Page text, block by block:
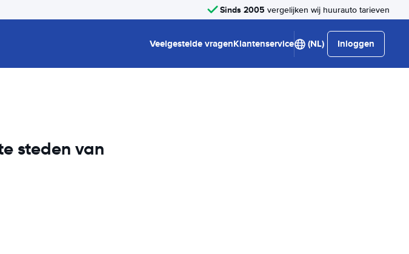
Sinds 2005 vergelijken wij huurauto tarieven
Veelgestelde vragenKlantenservice (NL) Inloggen
steden van